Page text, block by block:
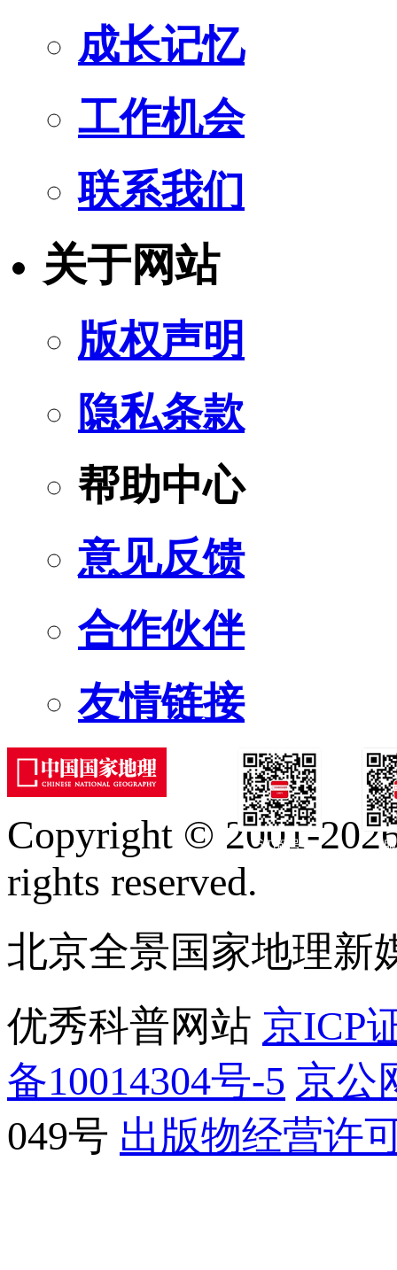
成长记忆
工作机会
联系我们
关于网站
版权声明
隐私条款
帮助中心
意见反馈
合作伙伴
友情链接
订阅号
Copyright © 2001-
rights reserved.
北京全景国家地理新
优秀科普网站 京ICP
备10014304号-5 京公
049号 出版物经营许